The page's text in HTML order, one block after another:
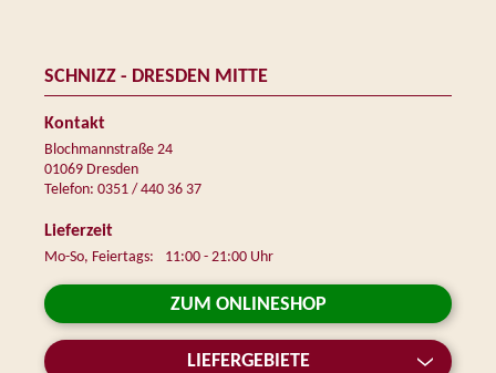
SCHNIZZ - DRESDEN MITTE
Kontakt
Blochmannstraße 24
01069 Dresden
Telefon: 0351 / 440 36 37
Lieferzeit
Mo-So, Feiertags: 11:00 - 21:00 Uhr
ZUM ONLINESHOP
LIEFERGEBIETE